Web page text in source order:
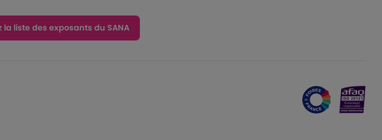
la liste des exposants du SANA